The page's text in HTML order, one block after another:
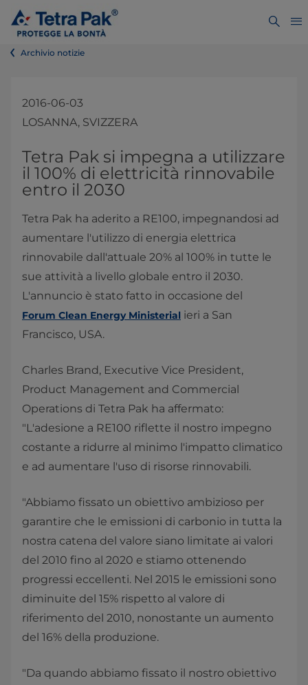
Archivio notizie
2016-06-03
LOSANNA, SVIZZERA
​​​​​​​​​​​​​​​​​Tetra Pak si impegna a utilizzare
il 100% di elettricità rinnovabile
entro il 2030
Tetra Pak ha aderito a RE100, impegnandosi ad
aumentare l'utilizzo di energia elettrica
rinnovabile dall'attuale 20% al 100% in tutte le
sue attività a livello globale entro il 2030.
L'annuncio è stato fatto in occasione del
Forum Clean Energy Ministerial​ ieri a San
Francisco, USA.
Charles Brand, Executive Vice President,
Product Management and Commercial
Operations di Tetra Pak ha affermato:
"L'adesione a RE100 riflette il nostro impegno
costante a ridurre al minimo l'impatto climatico
e ad aumentare l'uso di risorse rinnovabili.
"Abbiamo fissato un obiettivo ambizioso per
garantire che le emissioni di carbonio in tutta la
nostra catena del valore siano limitate ai valori
del 2010 fino al 2020 e stiamo ottenendo
progressi eccellenti. Nel 2015 le emissioni sono
diminuite del 15% rispetto al valore di
riferimento del 2010, nonostante un aumento
del 16% della produzione.
"Da quando abbiamo fissato il nostro obiettivo